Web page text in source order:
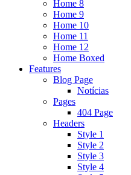
Home 8
Home 9
Home 10
Home 11
Home 12
Home Boxed
Features
Blog Page
Notícias
Pages
404 Page
Headers
Style 1
Style 2
Style 3
Style 4